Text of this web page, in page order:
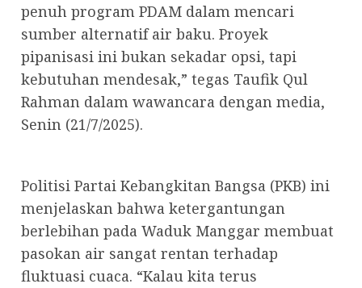
penuh program PDAM dalam mencari
sumber alternatif air baku. Proyek
pipanisasi ini bukan sekadar opsi, tapi
kebutuhan mendesak,” tegas Taufik Qul
Rahman dalam wawancara dengan media,
Senin (21/7/2025).
Politisi Partai Kebangkitan Bangsa (PKB) ini
menjelaskan bahwa ketergantungan
berlebihan pada Waduk Manggar membuat
pasokan air sangat rentan terhadap
fluktuasi cuaca. “Kalau kita terus